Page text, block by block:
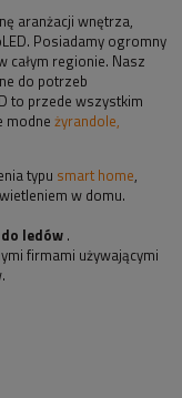
aranżacji wnętrza,
Posiadamy ogromny
całym regionie. Nasz
do potrzeb
to przede wszystkim
modneżyrandole,
typu smart home,
w domu.
ledów.
firmami używającymi